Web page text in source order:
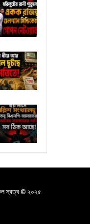
স্বত্ব © ২০২৫